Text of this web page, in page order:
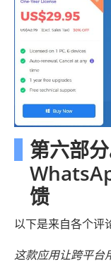
第六部
馈
以下是来自各个评
这款应用让跨平台